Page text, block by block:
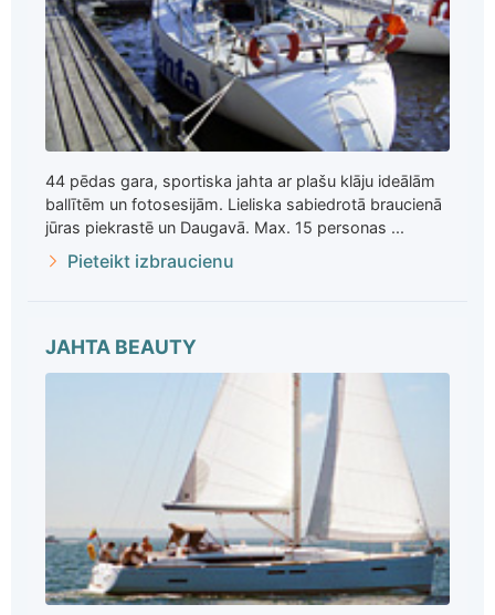
44 pēdas gara, sportiska jahta ar plašu klāju ideālām
ballītēm un fotosesijām. Lieliska sabiedrotā braucienā
jūras piekrastē un Daugavā. Max. 15 personas ...
Pieteikt izbraucienu
JAHTA BEAUTY